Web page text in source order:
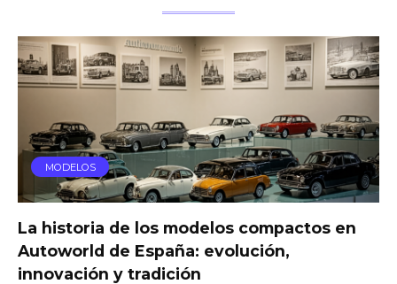
MODELOS
La historia de los modelos compactos en
Autoworld de España: evolución,
innovación y tradición